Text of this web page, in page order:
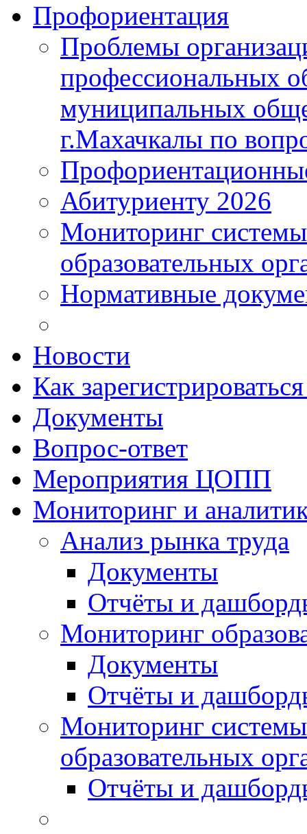
Профориентация
Проблемы
профессиональных
муниципальных
г.Махачкалы по
Абитуриенту 2026
Мониторинг
образовательных
Нормативные
Новости
Как
Документы
Вопрос-ответ
Мероприятия ЦОПП
Мониторинг и
Анализ рынка труда
Документы
Отчёты и
Мониторинг
Документы
Отчёты и
Мониторинг
образовательных
Отчёты и